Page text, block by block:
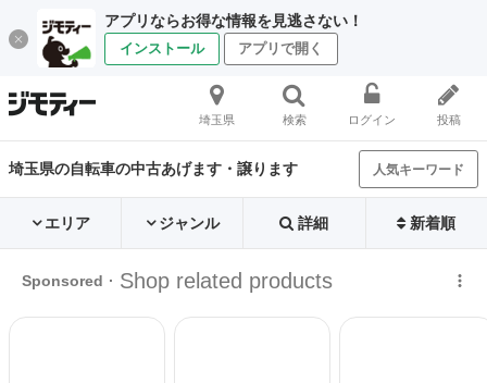
アプリならお得な情報を見逃さない！
インストール アプリで開く
埼玉県 検索 ログイン 投稿
埼玉県の自転車の中古あげます・譲ります 人気キーワード
エリア ジャンル 詳細 新着順